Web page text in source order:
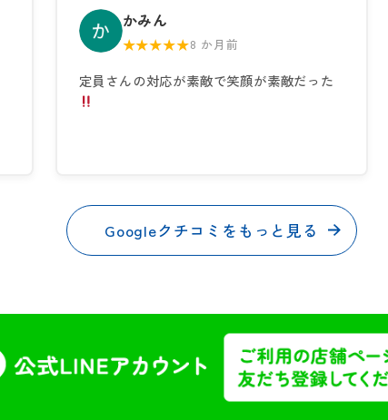
かみん
★★★★★8 か月前
定員さんの対応が素敵で笑顔が素敵だった
Googleクチコミをもっと見る